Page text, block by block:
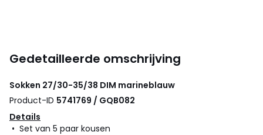
Gedetailleerde omschrijving
Sokken 27/30-35/38 DIM marineblauw
Product-ID 5741769 / GQB082
Details
• Set van 5 paar kousen